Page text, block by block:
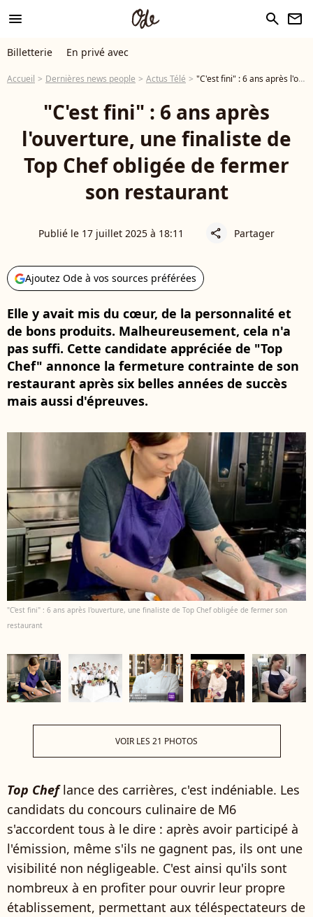
menu search newsletter
Billetterie En privé avec
Accueil Dernières news people Actus Télé "C'est fini" : 6 ans après l'ouverture, une finaliste de Top Chef obligée de fermer son restaurant
"C'est fini" : 6 ans après
l'ouverture, une finaliste de
Top Chef obligée de fermer
son restaurant
Publié le 17 juillet 2025 à 18:11 share Partager
Ajoutez Ode à vos sources préférées
Elle y avait mis du cœur, de la personnalité et
de bons produits. Malheureusement, cela n'a
pas suffi. Cette candidate appréciée de "Top
Chef" annonce la fermeture contrainte de son
restaurant après six belles années de succès
mais aussi d'épreuves.
"C'est fini" : 6 ans après l'ouverture, une finaliste de Top Chef obligée de fermer son
restaurant
VOIR LES 21 PHOTOS
Top Cheflance des carrières, c'est indéniable. Les
candidats du concours culinaire de M6
s'accordent tous à le dire : après avoir participé à
l'émission, même s'ils ne gagnent pas, ils ont une
visibilité non négligeable. C'est ainsi qu'ils sont
nombreux à en profiter pour ouvrir leur propre
établissement, permettant aux téléspectateurs de